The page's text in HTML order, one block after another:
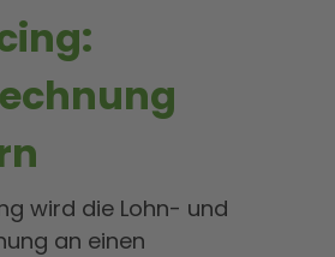
wird die Lohn- und
an einen